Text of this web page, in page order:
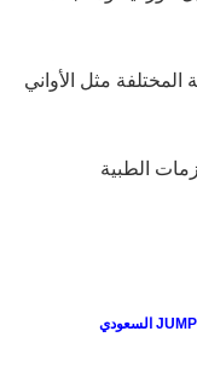
المختلفة مثل الأواني
الطبية
السعودي